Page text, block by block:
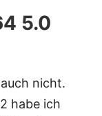
5.0
nicht.
habe ich